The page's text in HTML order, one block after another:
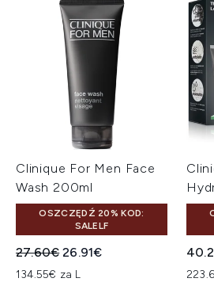
Clinique For Men Face
Wash 200ml
OSZCZĘDŹ 20% KOD:
SALELF
Sugerowana cena detaliczna:
27.60€Aktualna cena:
26.91€
134.55€ za L